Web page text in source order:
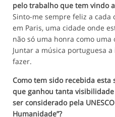
pelo trabalho que tem vindo
Sinto-me sempre feliz a cada
em Paris, uma cidade onde
não só uma honra como
Juntar a música portuguesa
fazer.
Como tem sido recebida
que ganhou tanta
ser considerado pela
Humanidade”?